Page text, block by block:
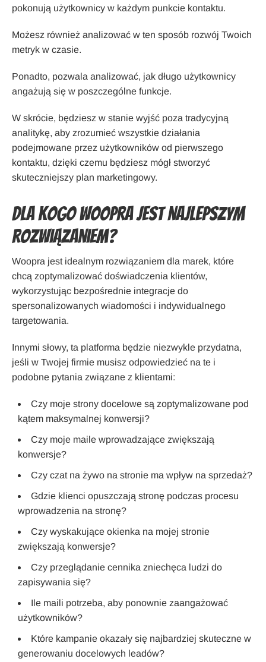
pokonują użytkownicy w każdym punkcie kontaktu.
Możesz również analizować w ten sposób rozwój Twoich
metryk w czasie.
Ponadto, pozwala analizować, jak długo użytkownicy
angażują się w poszczególne funkcje.
W skrócie, będziesz w stanie wyjść poza tradycyjną
analitykę, aby zrozumieć wszystkie działania
podejmowane przez użytkowników od pierwszego
kontaktu, dzięki czemu będziesz mógł stworzyć
skuteczniejszy plan marketingowy.
Dla kogo Woopra jest najlepszym
rozwiązaniem?
Woopra jest idealnym rozwiązaniem dla marek, które
chcą zoptymalizować doświadczenia klientów,
wykorzystując bezpośrednie integracje do
spersonalizowanych wiadomości i indywidualnego
targetowania.
Innymi słowy, ta platforma będzie niezwykle przydatna,
jeśli w Twojej firmie musisz odpowiedzieć na te i
podobne pytania związane z klientami:
Czy moje strony docelowe są zoptymalizowane pod
kątem maksymalnej konwersji?
Czy moje maile wprowadzające zwiększają
konwersje?
Czy czat na żywo na stronie ma wpływ na sprzedaż?
Gdzie klienci opuszczają stronę podczas procesu
wprowadzenia na stronę?
Czy wyskakujące okienka na mojej stronie
zwiększają konwersje?
Czy przeglądanie cennika zniechęca ludzi do
zapisywania się?
Ile maili potrzeba, aby ponownie zaangażować
użytkowników?
Które kampanie okazały się najbardziej skuteczne w
generowaniu docelowych leadów?